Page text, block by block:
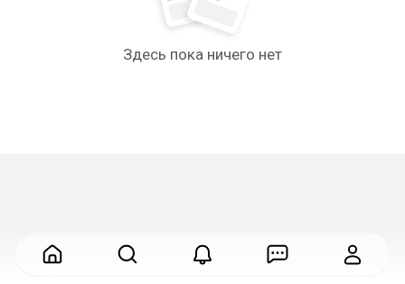
Здесь пока ничего нет